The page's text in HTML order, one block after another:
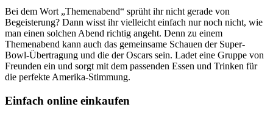
Bei dem Wort „Themenabend“ sprüht ihr nicht gerade von
Begeisterung? Dann wisst ihr vielleicht einfach nur noch nicht, wie
man einen solchen Abend richtig angeht. Denn zu einem
Themenabend kann auch das gemeinsame Schauen der Super-
Bowl-Übertragung und die der Oscars sein. Ladet eine Gruppe von
Freunden ein und sorgt mit dem passenden Essen und Trinken für
die perfekte Amerika-Stimmung.
Einfach online einkaufen